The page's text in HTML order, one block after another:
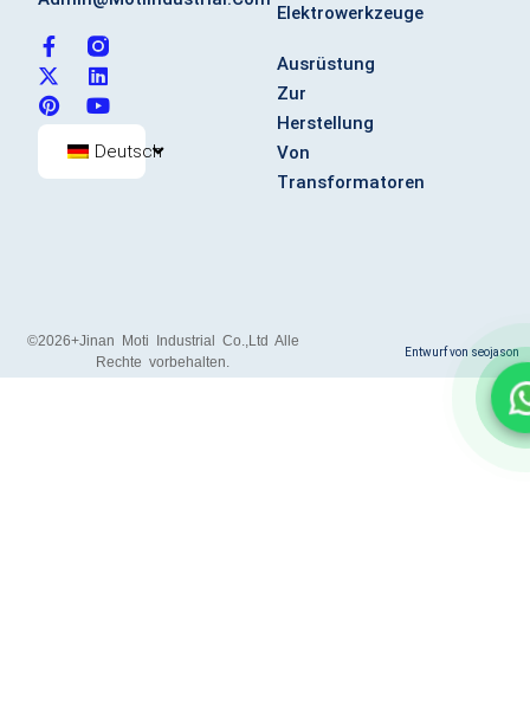
F
a
c
e
b
o
X
-
t
w
i
t
L
i
n
k
e
d
i
P
i
n
t
e
e
Y
o
u
t
u
b
e
Deutsch
Elektrowerkzeuge
Ausrüstung
Zur
Herstellung
Von
Transformatoren
©2026+Jinan Moti Industrial Co.,Ltd Alle
Rechte vorbehalten.
Entwurf von seojason